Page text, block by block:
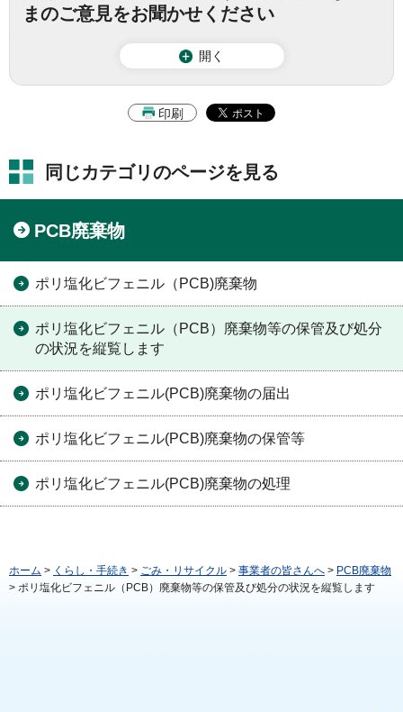
まのご意見をお聞かせください
開く
印刷
同じカテゴリのページを見る
PCB廃棄物
ポリ塩化ビフェニル（PCB)廃棄物
ポリ塩化ビフェニル（PCB）廃棄物等の保管及び処分
の状況を縦覧します
ポリ塩化ビフェニル(PCB)廃棄物の届出
ポリ塩化ビフェニル(PCB)廃棄物の保管等
ポリ塩化ビフェニル(PCB)廃棄物の処理
ホーム > くらし・手続き > ごみ・リサイクル > 事業者の皆さんへ > PCB廃棄物
> ポリ塩化ビフェニル（PCB）廃棄物等の保管及び処分の状況を縦覧します